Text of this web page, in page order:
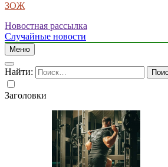
ЗОЖ
Новостная рассылка
Случайные новости
Меню
Найти:
Заголовки